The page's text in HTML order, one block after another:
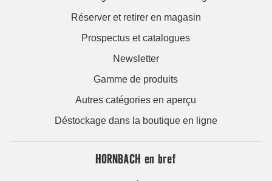
Réserver et retirer en magasin
Prospectus et catalogues
Newsletter
Gamme de produits
Autres catégories en aperçu
Déstockage dans la boutique en ligne
HORNBACH en bref